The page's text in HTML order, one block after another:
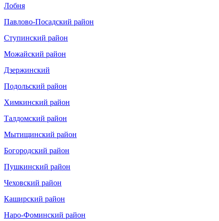
Лобня
Павлово-Посадский район
Ступинский район
Можайский район
Дзержинский
Подольский район
Химкинский район
Талдомский район
Мытищинский район
Богородский район
Пушкинский район
Чеховский район
Каширский район
Наро-Фоминский район